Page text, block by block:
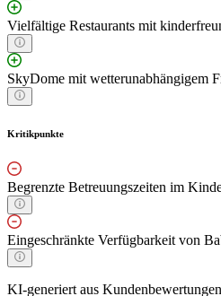
Vielfältige Restaurants mit
SkyDome mit wetterunabhängigem
Kritikpunkte
Begrenzte Betreuungszeiten im
Eingeschränkte Verfügbarkeit von
KI-generiert aus Kundenbewertungen